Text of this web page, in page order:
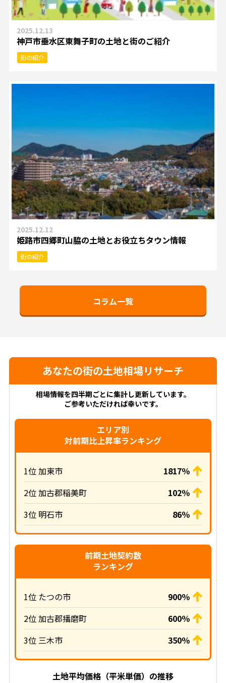
2025.12.13
神戸市垂水区東舞子町の土地と街のご紹介
街の紹介
2025.12.12
姫路市四郷町山脇の土地とお役立ちタウン情報
街の紹介
コラム一覧
あなたの街の土地相場リサーチ
相場情報を四半期ごとに集計し更新しています。
ご参考いただければ幸いです。
エリア別
対前期比上昇率ランキング
1位 加東市
1817％
2位 加古郡稲美町
102％
3位 明石市
86％
前期土地契約数
ランキング
1位 たつの市
900％
2位 加古郡播磨町
600％
3位 三木市
350％
土地平均価格（平米単価）の推移